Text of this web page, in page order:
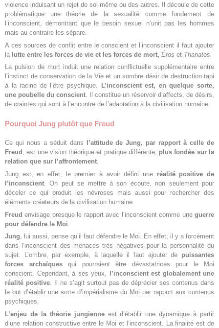
violence induisant un rejet de soi-même ou des autres. Il découle de cette
problématique une théorie de la sexualité comme fondement de
l’inconscient, démontrant que le besoin sexuel n’unit pas les hommes
mais au contraire les sépare.
A ces sources de conflit entre le conscient et l’inconscient il faut ajouter
la lutte entre les forces de vie et les forces de mort, Éros et Thanatos
La pulsion de mort induit une relation conflictuelle supplémentaire entre
l’instinct de conservation de la Vie et un sombre désir de destruction tapi
à la racine de l’être psychique.
L’inconscient est, en quelque sorte,
une poubelle du conscient. Il constitue un réservoir d’affects, de désirs,
de craintes qui sont à l’encontre de l’adaptation à la civilisation humaine.
Pourquoi Jung plutôt que Freud
Ce qui nous a séduit dans
l’attitude de Jung, par rapport à celle de
Freud , est une vision théorique et pratique différente, plus fondée sur la
relation que sur l’affrontement.
Jung est, en effet, le premier à avoir défini une réalité positive de
l’inconscient. On peut se mettre à son écoute, non seulement pour
déceler ce qui produit les névroses mais aussi pour rechercher des
éléments créateurs de la civilisation humaine.
Freud envisage presque le rapport avec l’inconscient comme une guerre
pour défendre le Moi
Jung, lui aussi, pense qu’il faut défendre le Moi. En effet, il y a forcément
dans l’inconscient des menaces très négatives pour la personnalité du
sujet. L’ombre, par exemple, à laquelle il faut ajouter de puissantes
forces archaïquesqui pourraient être dévastatrices pour le Moi
conscient. Cependant, à ses yeux,
l’inconscient est globalement une
réalité positive. Il ne s’agit surtout pas de déprécier ses contenus dans
le but d’établir une sorte d’impérialisme du Moi par rapport aux contenus
psychiques.
L’enjeu de la théorie jungienneest d’établir une dynamique à partir
d’une relation constructive entre le Moi et l’inconscient. La finalité est de